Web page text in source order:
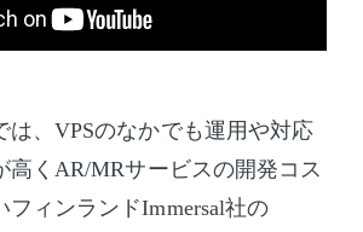
は、VPSのなかでも運用や対応
高くAR/MRサービスの開発コス
フィンランドImmersal社の